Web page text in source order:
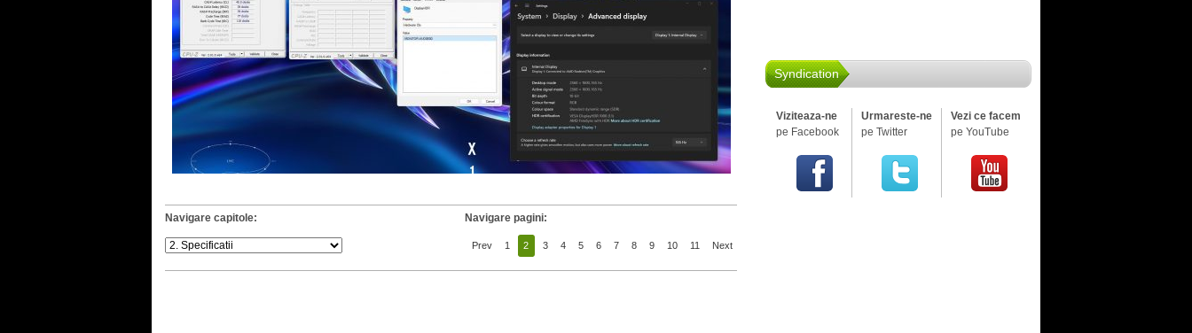
Navigare capitole: Navigare pagini:
Prev 1 2 3 4 5 6 7 8 9 10 11 Next
Syndication
Viziteaza-ne
pe Facebook
Urmareste-ne
pe Twitter
Vezi ce facem
pe YouTube